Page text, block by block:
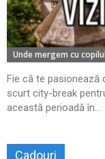
Unde mergem cu copilul
Fie că te pasionează
scurt city-break
această perioadă în...
Cadouri